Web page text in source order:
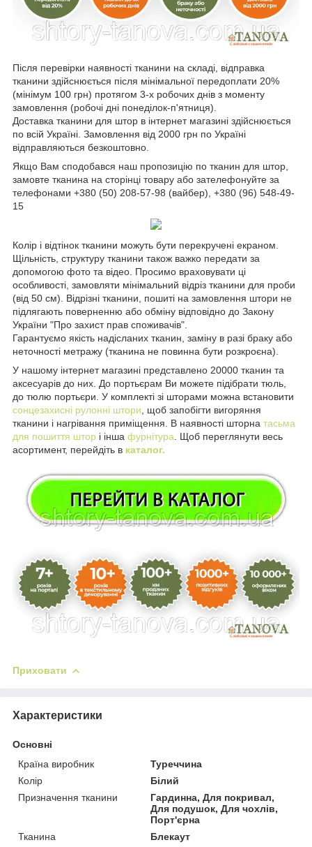
Після перевірки наявності тканини на складі, відправка
тканини здійснюється після мінімальної передоплати 20%
(мінімум 100 грн) протягом 3-х робочих днів з моменту
замовлення (робочі дні понеділок-п'ятниця).
Доставка тканини для штор в інтернет магазині здійснюється
по всій Україні. Замовлення від 2000 грн по Україні
відправляються безкоштовно.
Якщо Вам сподобався наш пропозицію по тканин для штор,
замовте тканина на сторінці товару або зателефонуйте за
телефонами +380 (50) 208-57-98 (вайбер), +380 (96) 548-49-
15
Колір і відтінок тканини можуть бути перекручені екраном.
Щільність, структуру тканини також важко передати за
допомогою фото та відео. Просимо враховувати ці
особливості, замовляти мінімальний відріз тканини для проби
(від 50 см). Відрізні тканини, пошиті на замовлення штори не
підлягають поверненню або обміну відповідно до Закону
України "Про захист прав споживачів".
Гарантуємо якість надісланих тканин, заміну в разі браку або
неточності метражу (тканина не повинна бути розкроєна).
У нашому інтернет магазині представлено 20000 тканин та
аксесуарів до них. До портьєрам Ви можете підібрати тюль,
до тюлю портьєри. У комплекті зі шторами можна встановити
сонцезахисні рулонні штори , щоб запобігти вигоряння
тканини і нагрівання приміщення. В наявності шторна тасьма
для пошиття штор і інша фурнітура . Щоб переглянути весь
асортимент, перейдіть в каталог.
Приховати
Характеристики
Основні
Країна виробник
Туреччина
Колір
Білий
Призначення тканини
Гардинна, Для покривал,
Для подушок, Для чохлів,
Порт'єрна
Тканина
Блекаут